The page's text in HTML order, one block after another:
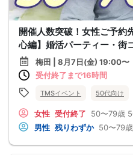
開催人数突破！女性ご予
心編】婚活パーティー・
梅田 | 8月7日(金) 19:00〜
受付終了まで16時間
TMSイベント 50代向け
女性 受付終了 50〜79歳
男性 残りわずか 50〜79歳